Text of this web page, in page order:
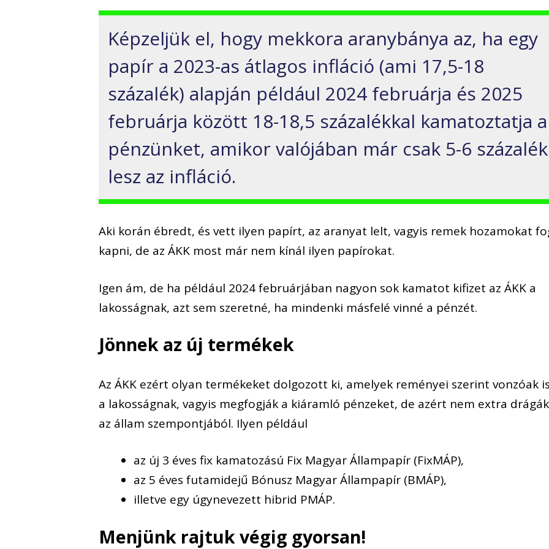
Képzeljük el, hogy mekkora aranybánya az, ha egy
papír a 2023-as átlagos infláció (ami 17,5-18
százalék) alapján például 2024 februárja és 2025
februárja között 18-18,5 százalékkal kamatoztatja a
pénzünket, amikor valójában már csak 5-6 százalék
lesz az infláció.
Aki korán ébredt, és vett ilyen papírt, az aranyat lelt, vagyis remek hozamokat
kapni, de az ÁKK most már nem kínál ilyen papírokat.
Igen ám, de ha például 2024 februárjában nagyon sok kamatot kifizet az ÁKK a
lakosságnak, azt sem szeretné, ha mindenki másfelé vinné a pénzét.
Jönnek az új termékek
Az ÁKK ezért olyan termékeket dolgozott ki, amelyek reményei szerint vonzóak
a lakosságnak, vagyis megfogják a kiáramló pénzeket, de azért nem extra drágák
az állam szempontjából. Ilyen például
az új 3 éves fix kamatozású Fix Magyar Állampapír (FixMÁP),
az 5 évesfutamidejű Bónusz Magyar Állampapír (BMÁP),
illetve egy úgynevezett hibrid PMÁP.
Menjünk rajtuk végig gyorsan!